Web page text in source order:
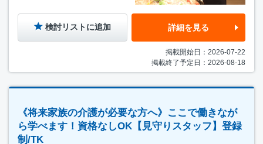
検討リストに追加 詳細を見る
掲載開始日：2026-07-22
掲載終了予定日：2026-08-18
《将来家族の介護が必要な方へ》ここで働きなが
ら学べます！資格なしOK【見守りスタッフ】登録
制/TK